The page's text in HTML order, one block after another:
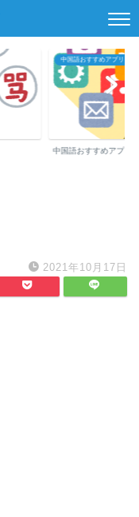
中国語おすすめアプリ・参
中国語おすすめアプリ
2021年10月17日